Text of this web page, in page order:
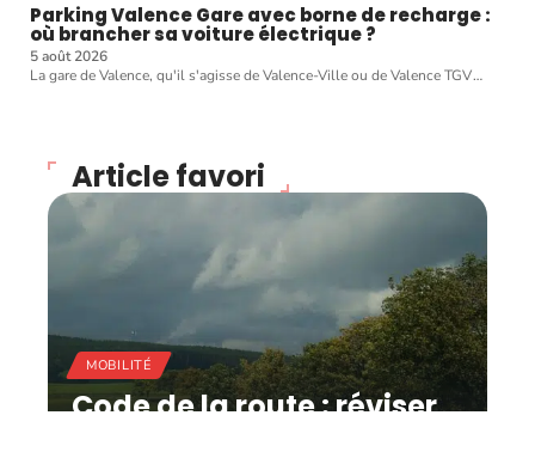
Parking Valence Gare avec borne de recharge :
où brancher sa voiture électrique ?
5 août 2026
La gare de Valence, qu'il s'agisse de Valence-Ville ou de Valence TGV…
Article favori
MOBILITÉ
Code de la route : réviser